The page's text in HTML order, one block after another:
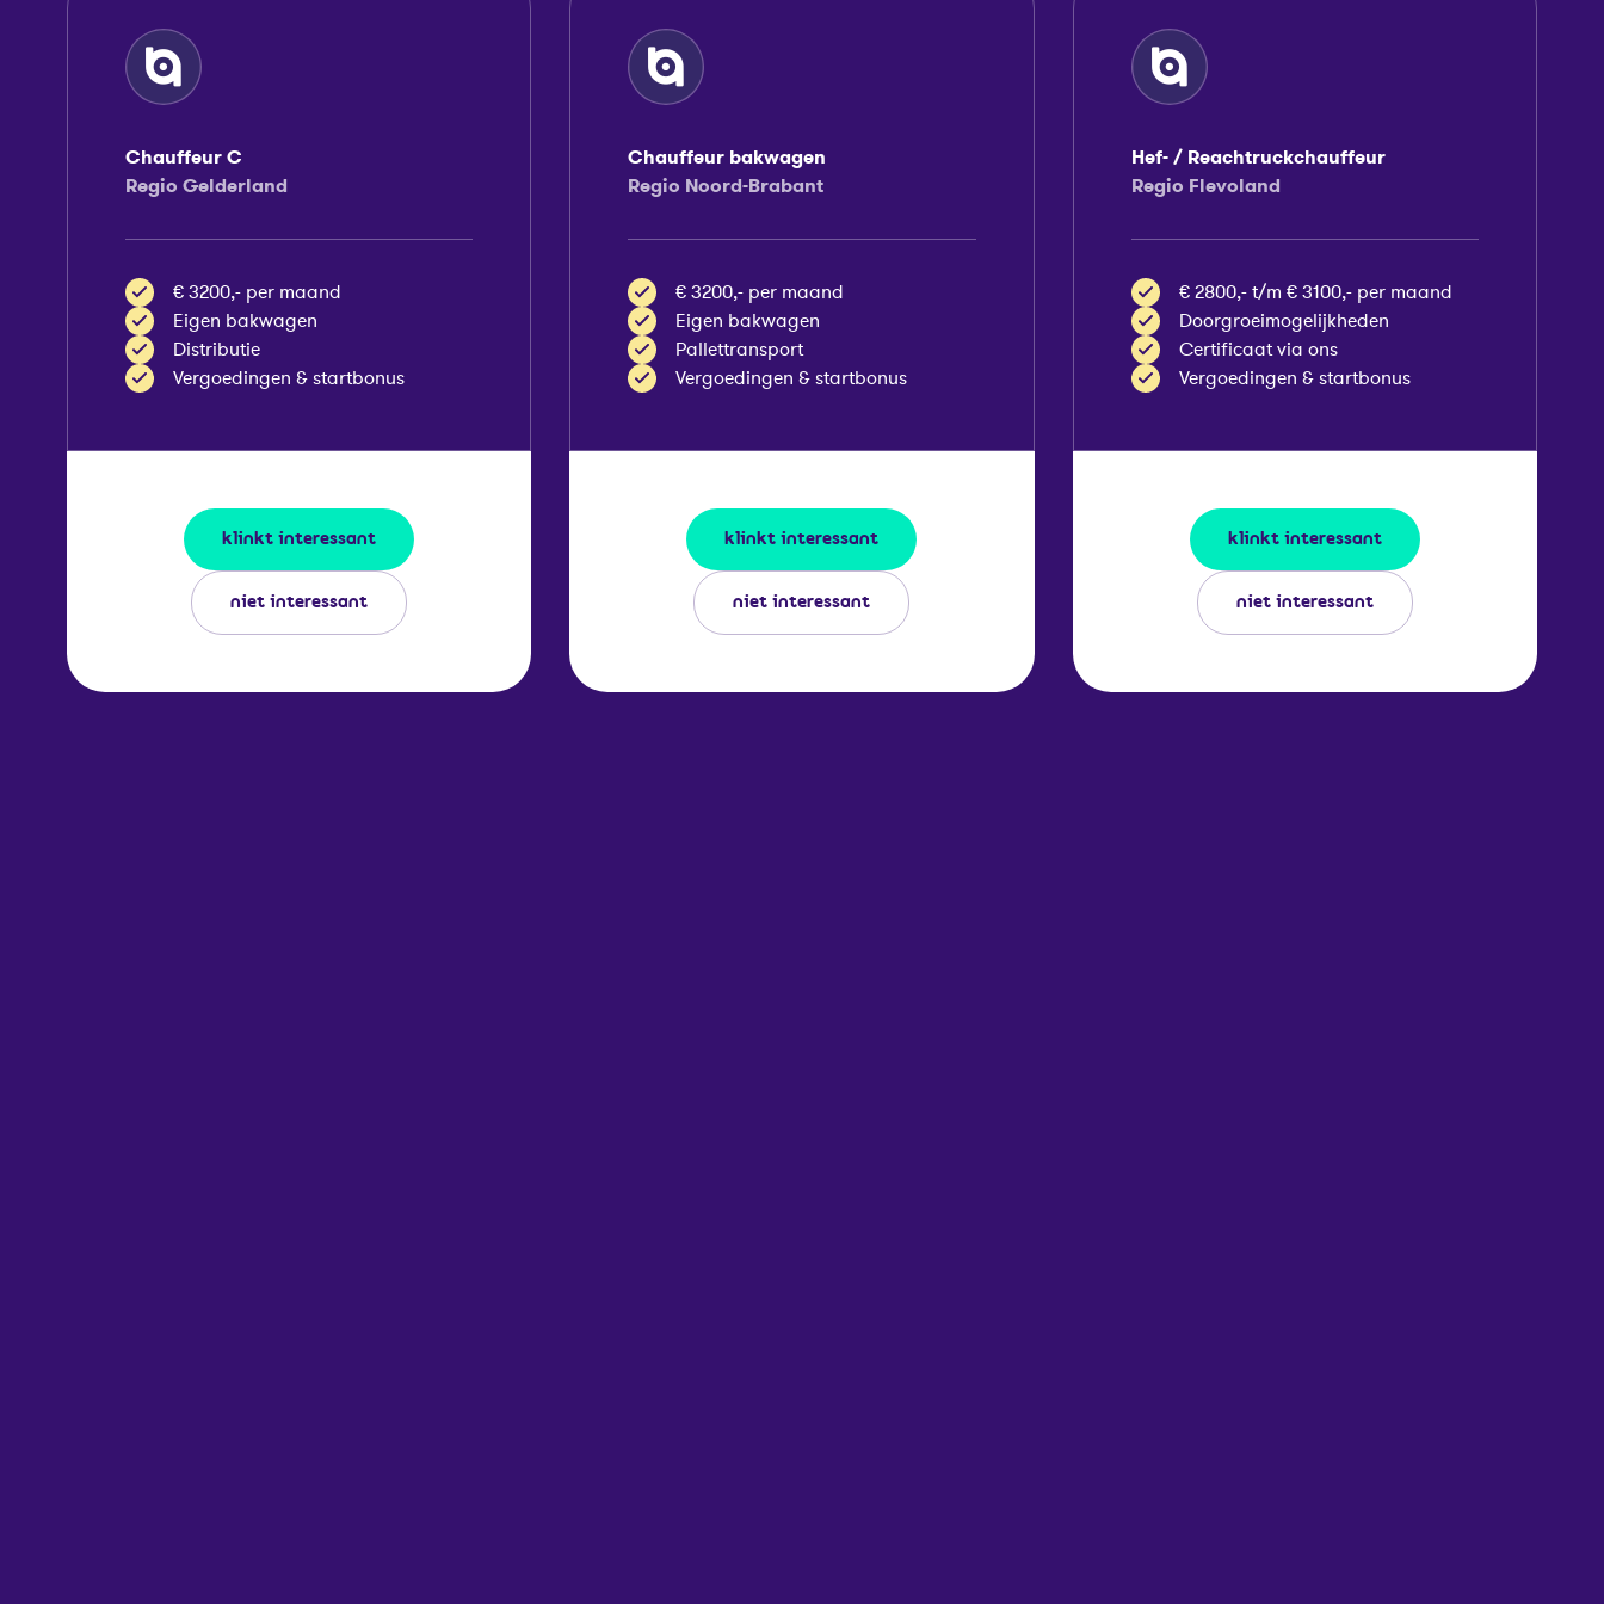
Chauffeur C
Regio Gelderland
€ 3200,- per maand
Eigen bakwagen
Distributie
Vergoedingen & startbonus
klinkt interessant
niet interessant
Chauffeur bakwagen
Regio Noord-Brabant
€ 3200,- per maand
Eigen bakwagen
Pallettransport
Vergoedingen & startbonus
klinkt interessant
niet interessant
Hef- / Reachtruckchauffeur
Regio Flevoland
€ 2800,- t/m € 3100,- per maand
Doorgroeimogelijkheden
Certificaat via ons
Vergoedingen & startbonus
klinkt interessant
niet interessant